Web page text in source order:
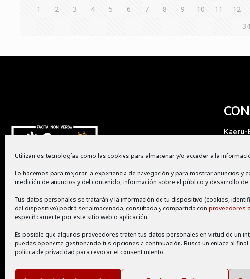
Utilizamos tecnologías como las cookies para almacenar y/o acceder a la
Lo hacemos para mejorar la experiencia de navegación y para mostrar anuncios y
medición de anuncios y del contenido, información sobre el público y desarrollo
Tus datos personales se tratarán y la información de tu dispositivo (cookies,
del dispositivo) podrá ser almacenada, consultada y compartida con proveedores
específicamente por este sitio web o aplicación.
Es posible que algunos proveedores traten tus datos personales en virtud de un
puedes oponerte gestionando tus opciones a continuación. Busca un enlace al
política de privacidad para revocar el consentimiento.
1 2 3 4 5 6 7 8 9 10 11 12
34
Kaeru-
Kaeru
CP